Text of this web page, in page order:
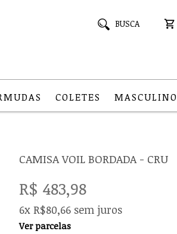
BUSCA
COLETES MASCULINO
CAMISA VOIL BORDADA - CRU
R$ 483,98
6x R$80,66 sem juros
Ver parcelas